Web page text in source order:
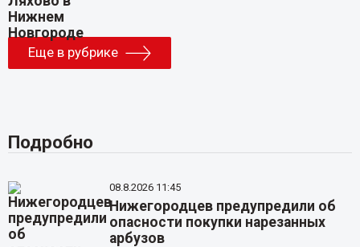
Еще в рубрике
Подробно
08.8.2026 11:45
Нижегородцев предупредили об
опасности покупки нарезанных
арбузов